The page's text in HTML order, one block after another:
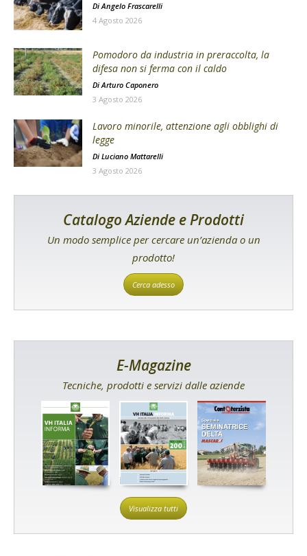
DiAngelo Frascarelli
4 Agosto 2026
Pomodoro da industria in preraccolta, la
difesa non si ferma con il caldo
Di Arturo Caponero
3 Agosto 2026
Lavoro minorile, attenzione agli obblighi di
legge
Di Luciano Mattarelli
3 Agosto 2026
Catalogo Aziende e Prodotti
Un modo semplice per cercare un’azienda o un
prodotto!
Cerca adesso
E-Magazine
Tecniche, prodotti e servizi dalle aziende
Visualizza tutti